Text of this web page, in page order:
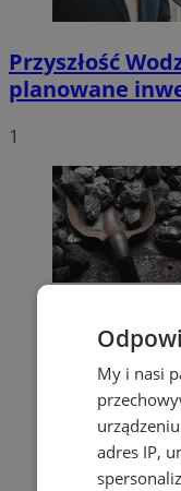
Przyszłość
planowane
1
My i nasi
adres IP,